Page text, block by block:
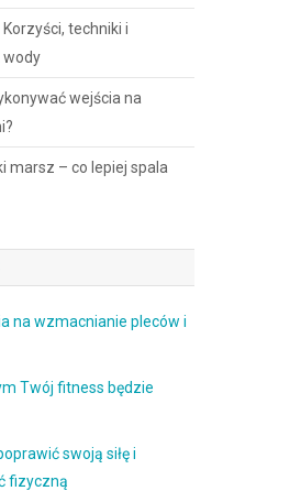
Korzyści, techniki i
wody
wejścia na
marsz – co lepiej spala
na wzmacnianie pleców i
Twój fitness będzie
swoją siłę i
fizyczną